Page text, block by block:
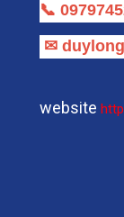
📞
✉
website